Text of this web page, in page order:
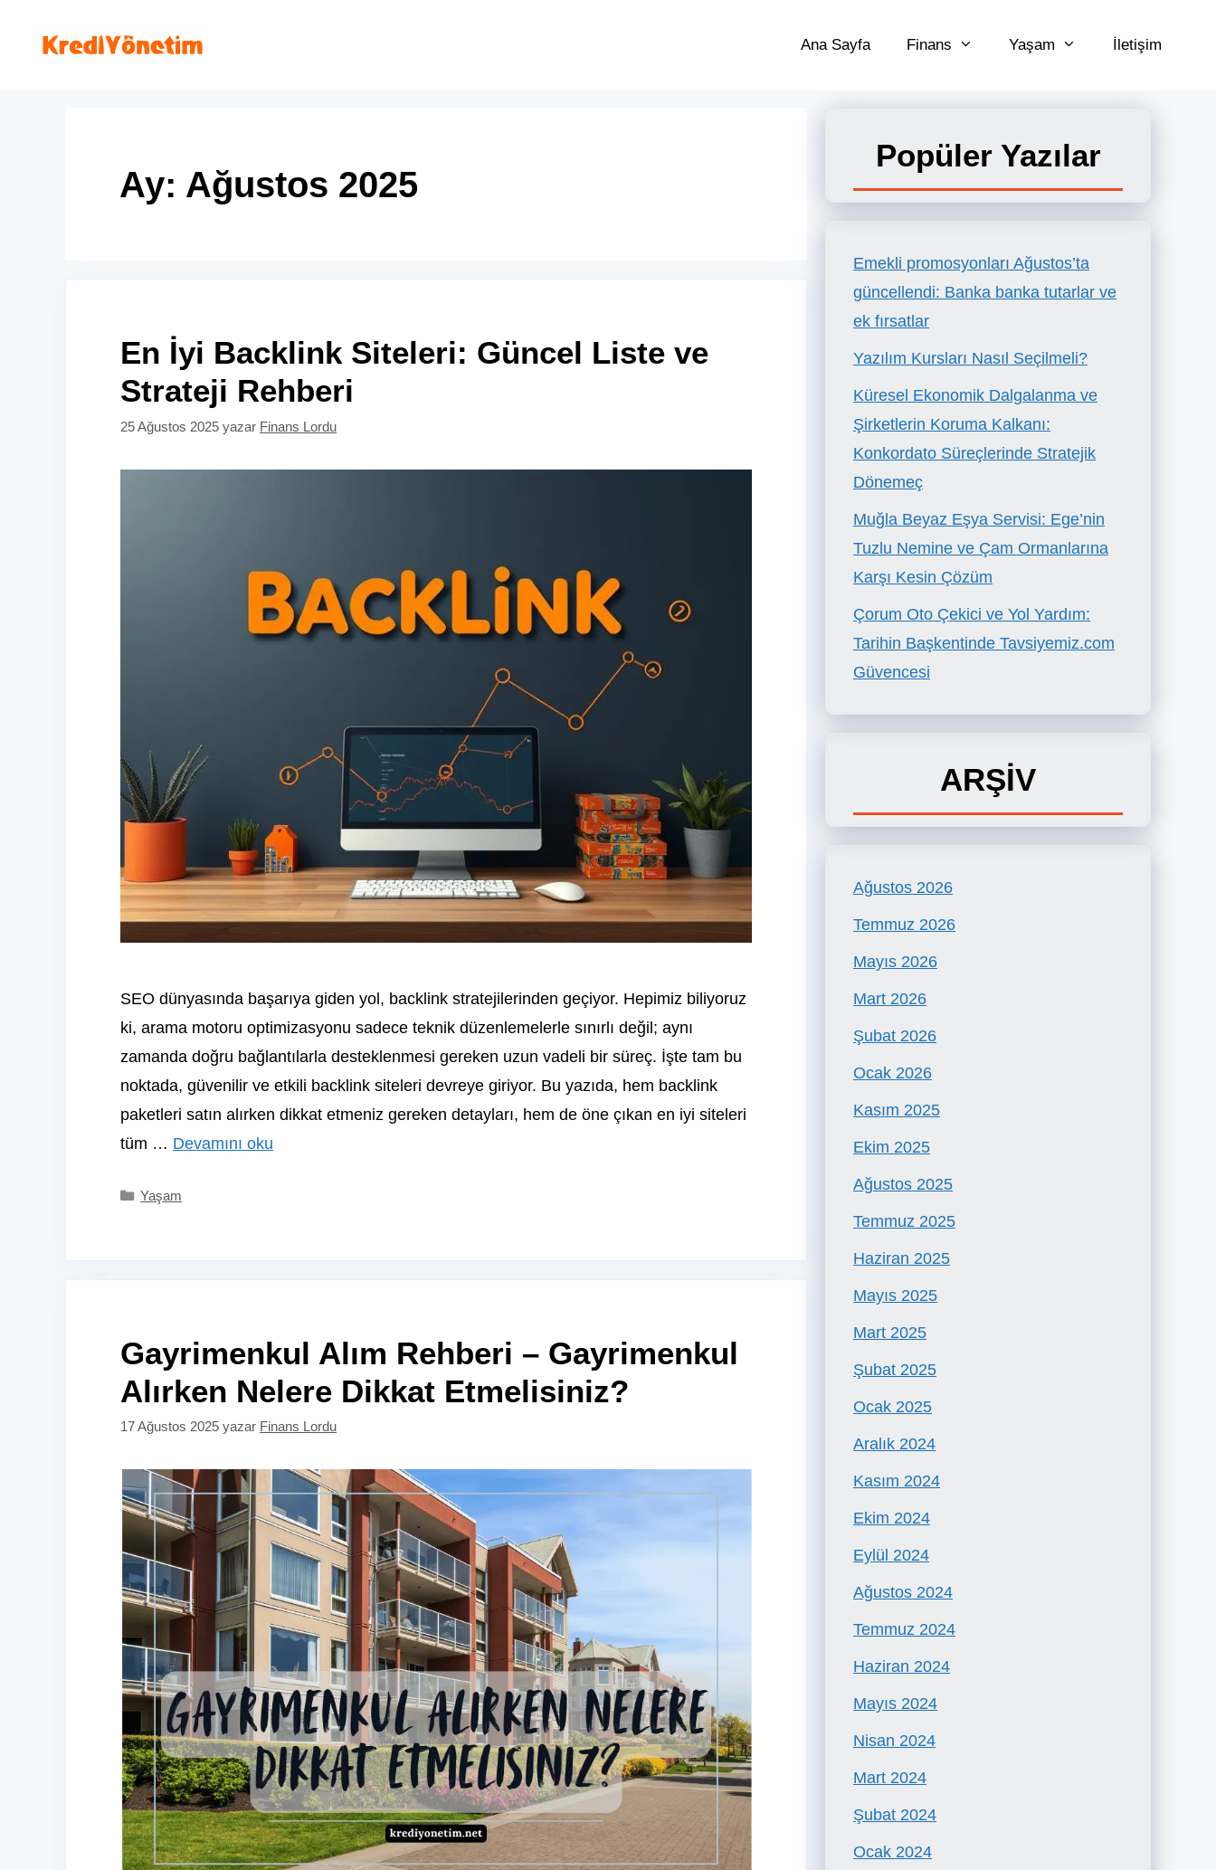
Ana Sayfa Finans Yaşam İletişim
Ay: Ağustos 2025
En İyi Backlink Siteleri: Güncel Liste ve
Strateji Rehberi
25 Ağustos 2025 yazar Finans Lordu
SEO dünyasında başarıya giden yol, backlink stratejilerinden geçiyor. Hepimiz biliyoruz
ki, arama motoru optimizasyonu sadece teknik düzenlemelerle sınırlı değil; aynı
zamanda doğru bağlantılarla desteklenmesi gereken uzun vadeli bir süreç. İşte tam bu
noktada, güvenilir ve etkili backlink siteleri devreye giriyor. Bu yazıda, hem backlink
paketleri satın alırken dikkat etmeniz gereken detayları, hem de öne çıkan en iyi siteleri
tüm … Devamını oku
Kategoriler
Yaşam
Gayrimenkul Alım Rehberi – Gayrimenkul
Alırken Nelere Dikkat Etmelisiniz?
17 Ağustos 2025 yazar Finans Lordu
Popüler Yazılar
Emekli promosyonları Ağustos’ta
güncellendi: Banka banka tutarlar ve
ek fırsatlar
Yazılım Kursları Nasıl Seçilmeli?
Küresel Ekonomik Dalgalanma ve
Şirketlerin Koruma Kalkanı:
Konkordato Süreçlerinde Stratejik
Dönemeç
Muğla Beyaz Eşya Servisi: Ege’nin
Tuzlu Nemine ve Çam Ormanlarına
Karşı Kesin Çözüm
Çorum Oto Çekici ve Yol Yardım:
Tarihin Başkentinde Tavsiyemiz.com
Güvencesi
ARŞİV
Ağustos 2026
Temmuz 2026
Mayıs 2026
Mart 2026
Şubat 2026
Ocak 2026
Kasım 2025
Ekim 2025
Ağustos 2025
Temmuz 2025
Haziran 2025
Mayıs 2025
Mart 2025
Şubat 2025
Ocak 2025
Aralık 2024
Kasım 2024
Ekim 2024
Eylül 2024
Ağustos 2024
Temmuz 2024
Haziran 2024
Mayıs 2024
Nisan 2024
Mart 2024
Şubat 2024
Ocak 2024